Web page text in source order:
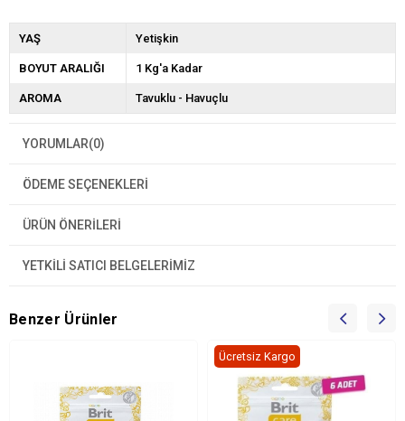
YAŞ Yetişkin
BOYUT ARALIĞI 1 Kg'a Kadar
AROMA Tavuklu - Havuçlu
YORUMLAR(0)
ÖDEME SEÇENEKLERI
ÜRÜN ÖNERILERI
YETKİLİ SATICI BELGELERİMİZ
Benzer Ürünler
Ücretsiz Kargo